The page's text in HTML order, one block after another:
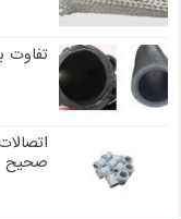
صحیح